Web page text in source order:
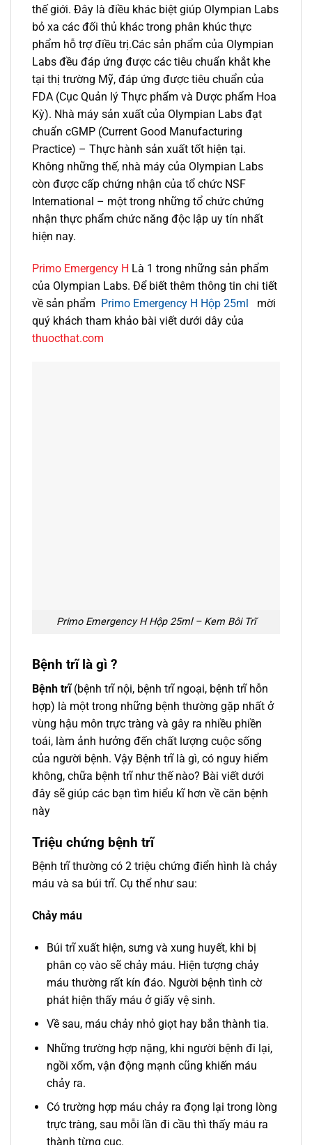
thế giới. Đây là điều khác biệt giúp Olympian Labs
bỏ xa các đối thủ khác trong phân khúc thực
phẩm hỗ trợ điều trị.Các sản phẩm của Olympian
Labs đều đáp ứng được các tiêu chuẩn khắt khe
tại thị trường Mỹ, đáp ứng được tiêu chuẩn của
FDA (Cục Quản lý Thực phẩm và Dược phẩm Hoa
Kỳ). Nhà máy sản xuất của Olympian Labs đạt
chuẩn cGMP (Current Good Manufacturing
Practice) – Thực hành sản xuất tốt hiện tại.
Không những thế, nhà máy của Olympian Labs
còn được cấp chứng nhận của tổ chức NSF
International – một trong những tổ chức chứng
nhận thực phẩm chức năng độc lập uy tín nhất
hiện nay.
Primo Emergency H Là 1 trong những sản phẩm
của Olympian Labs. Để biết thêm thông tin chi tiết
về sản phẩm Primo Emergency H Hộp 25ml
mời
quý khách tham khảo bài viết dưới dây của
thuocthat.com
Primo Emergency H Hộp 25ml – Kem Bôi Trĩ
Bệnh trĩ là gì ?
Bệnh trĩ(bệnh trĩ nội, bệnh trĩ ngoại, bệnh trĩ hỗn
hợp) là một trong những bệnh thường gặp nhất ở
vùng hậu môn trực tràng và gây ra nhiều phiền
toái, làm ảnh hưởng đến chất lượng cuộc sống
của người bệnh. Vậy Bệnh trĩ là gì, có nguy hiểm
không, chữa bệnh trĩ như thế nào? Bài viết dưới
đây sẽ giúp các bạn tìm hiểu kĩ hơn về căn bệnh
này
Triệu chứng bệnh trĩ
Bệnh trĩ thường có 2 triệu chứng điển hình là chảy
máu và sa búi trĩ. Cụ thể như sau:
Chảy máu
Búi trĩ xuất hiện, sưng và xung huyết, khi bị
phân cọ vào sẽ chảy máu. Hiện tượng chảy
máu thường rất kín đáo. Người bệnh tình cờ
phát hiện thấy máu ở giấy vệ sinh.
Về sau, máu chảy nhỏ giọt hay bắn thành tia.
Những trường hợp nặng, khi người bệnh đi lại,
ngồi xổm, vận động mạnh cũng khiến máu
chảy ra.
Có trường hợp máu chảy ra đọng lại trong lòng
trực tràng, sau mỗi lần đi cầu thì thấy máu ra
thành từng cục.